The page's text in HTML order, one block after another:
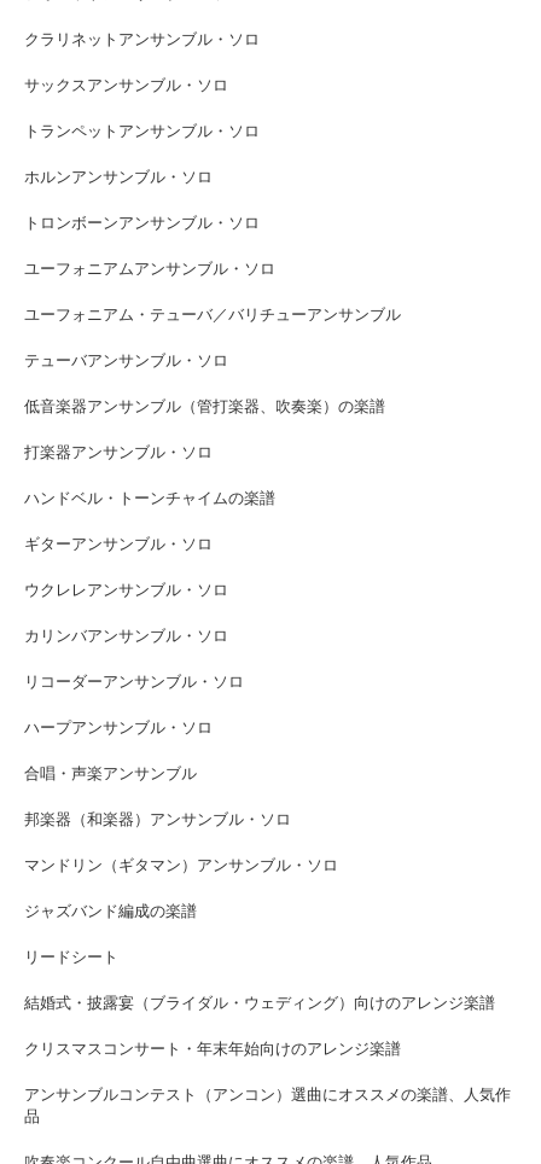
クラリネットアンサンブル・ソロ
サックスアンサンブル・ソロ
トランペットアンサンブル・ソロ
ホルンアンサンブル・ソロ
トロンボーンアンサンブル・ソロ
ユーフォニアムアンサンブル・ソロ
ユーフォニアム・テューバ／バリチューアンサンブル
テューバアンサンブル・ソロ
低音楽器アンサンブル（管打楽器、吹奏楽）の楽譜
打楽器アンサンブル・ソロ
ハンドベル・トーンチャイムの楽譜
ギターアンサンブル・ソロ
ウクレレアンサンブル・ソロ
カリンバアンサンブル・ソロ
リコーダーアンサンブル・ソロ
ハープアンサンブル・ソロ
合唱・声楽アンサンブル
邦楽器（和楽器）アンサンブル・ソロ
マンドリン（ギタマン）アンサンブル・ソロ
ジャズバンド編成の楽譜
リードシート
結婚式・披露宴（ブライダル・ウェディング）向けのアレンジ楽譜
クリスマスコンサート・年末年始向けのアレンジ楽譜
アンサンブルコンテスト（アンコン）選曲にオススメの楽譜、人気作
品